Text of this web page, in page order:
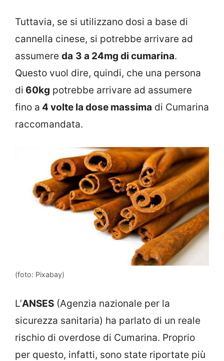
Tuttavia, se si utilizzano dosi a base di
cannella cinese, si potrebbe arrivare ad
assumere da 3 a 24mg di cumarina.
Questo vuol dire, quindi, che una persona
di 60kg potrebbe arrivare ad assumere
fino a 4 volte la dose massima di Cumarina
raccomandata.
(foto: Pixabay)
L’ANSES (Agenzia nazionale per la
sicurezza sanitaria) ha parlato di un reale
rischio di overdose di Cumarina. Proprio
per questo, infatti, sono state riportate più